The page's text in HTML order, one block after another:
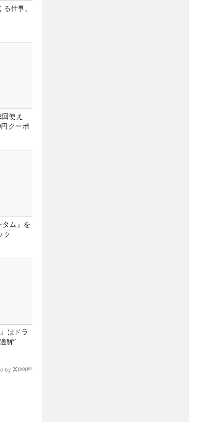
仕事。
使え
クーポ
タム』を
ク
はドラ
解”
by